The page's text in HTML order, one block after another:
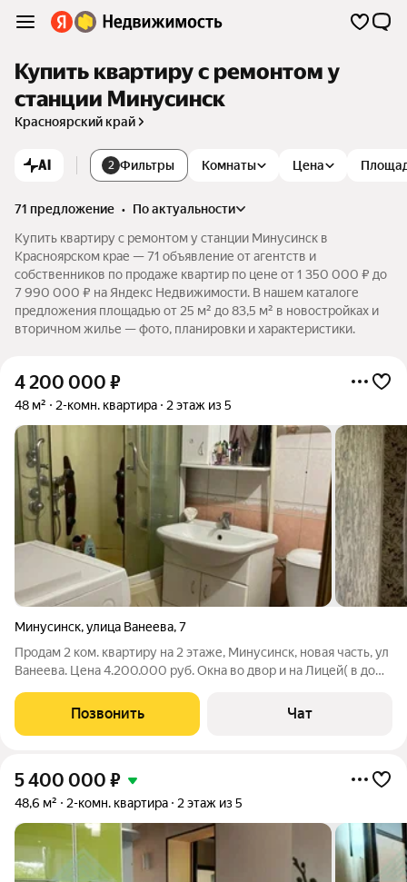
Купить квартиру с ремонтом у
станции Минусинск
Красноярский край
AI 2 Фильтры Комнаты Цена
71 предложение •
по актуальности
Купить квартиру с ремонтом у станции Минусинск в
Красноярском крае — 71 объявление от агентств и
собственников по продаже квартир по цене от 1 350 000 ₽ до
7 990 000 ₽ на Яндекс Недвижимости. В нашем каталоге
предложения площадью от 25 м² до 83,5 м² в новостройках и
вторичном жилье — фото, планировки и характеристики.
4 200 000 ₽
48 м² 2-комн. квартира 2 этаж из 5
Минусинск,улица Ванеева,7
Продам 2 ком. квартиру на 2 этаже, Минусинск, новая часть, ул
Ванеева. Цена 4.200.000 руб. Окна во двор и на Лицей( в доме
поликлинники, рынок. В квартире остается,стиральная
машинка,бойлер,морозилка,
Позвонить Чат
5 400 000 ₽
48,6 м² 2-комн. квартира 2 этаж из 5